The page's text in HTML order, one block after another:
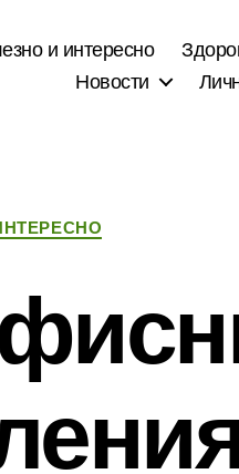
и интересно
Новости